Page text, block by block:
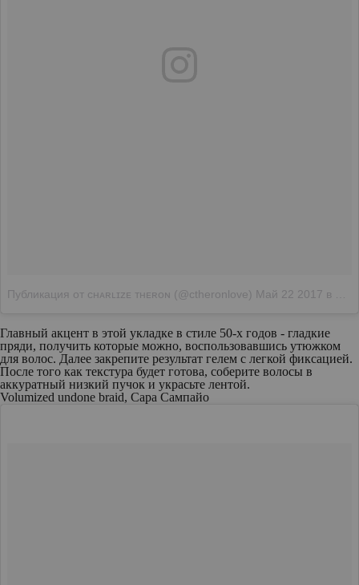
Публикация от ᴄʜᴀʀʟɪᴢᴇ ᴛʜᴇʀᴏɴ (@ctheronlove) Май 22 2017 в 4:59 PDT
Главный акцент в этой укладке в стиле 50-х годов - гладкие
пряди, получить которые можно, воспользовавшись утюжком
для волос. Далее закрепите результат гелем с легкой фиксацией.
После того как текстура будет готова, соберите волосы в
аккуратный низкий пучок и украсьте лентой.
Volumized undone braid, Сара Сампайо